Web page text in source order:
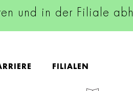
und in der Filiale
FILIALEN